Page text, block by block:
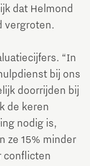
dat Helmond
vergroten.
“In
bij ons
doorrijden bij
de keren
nodig is,
ze 15% minder
conflicten